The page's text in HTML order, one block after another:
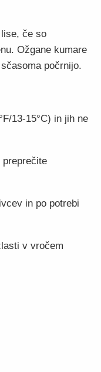
če so
Ožgane kumare
počrnijo.
13-15°C) in jih ne
in po potrebi
v vročem